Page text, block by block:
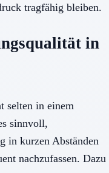
tragfähig bleiben.
in
selten in einem
sinnvoll,
in kurzen Abständen
nachzufassen. Dazu